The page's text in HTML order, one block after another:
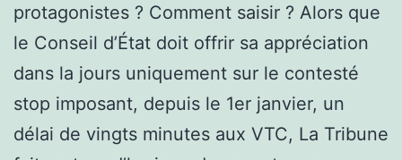
protagonistes ? Comment saisir ? Alors que
le Conseil d’État doit offrir sa appréciation
dans la jours uniquement sur le contesté
stop imposant, depuis le 1er janvier, un
délai de vingts minutes aux VTC, La Tribune